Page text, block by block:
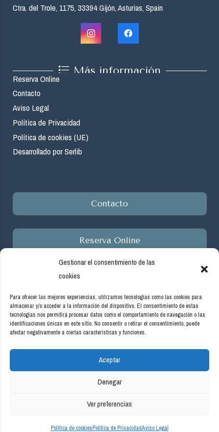
Gestionar el consentimiento de las
cookies
Para ofrecer las mejores experiencias, utilizamos tecnologías como las cookies para
almacenar y/o acceder a la información del dispositivo. El consentimiento de estas
tecnologías nos permitirá procesar datos como el comportamiento de navegación o las
identificaciones únicas en este sitio. No consentir o retirar el consentimiento, puede
afectar negativamente a ciertas características y funciones.
Aceptar
Denegar
Ver preferencias
Política de cookiesPolítica de PrivacidadAviso Legal
Ctra. del Trole, 1175, 33394 Gijón, Asturias, Spain
Más información
Reserva Online
Contacto
Aviso Legal
Política de Privacidad
Política de cookies (UE)
Desarrollado por Serlib
Contacto
Reserva Online
Empresa beneficiaria de ayudas del programa de incentivos
ligados al autoconsumo y almacenamiento, con fuentes de
energía renovable, así como a la implantación de sistemas
térmicos renovables en el sector residencial en el marco del
Plan de Recuperación, Transformación y Resiliencia, financiado